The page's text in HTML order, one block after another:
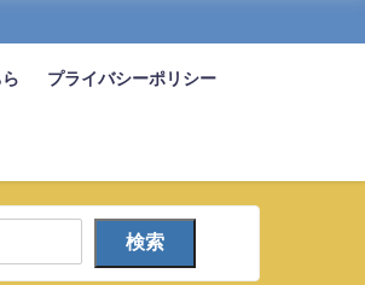
プライバシーポリシー
検索